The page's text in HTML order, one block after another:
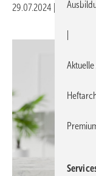
29.07.2024